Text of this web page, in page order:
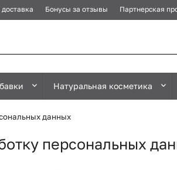
Бонусы за отзывы Партнерская
Натуральная косметика
данных
персональных